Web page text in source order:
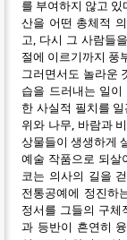
를 부여하지 않고 있
산을 어떤 총체적
고, 다시 그 사람들
절에 이르기까지 풍
그러면서도 놀라운
습을 드러내는 일
한 사실적 필치를
위와 나무, 바람과
상물들이 생생하게
예술 작품으로 되살
코는 의사의 길을
전통공예에 정진하
정서를 그들의 구체
과 등반이 흔연히